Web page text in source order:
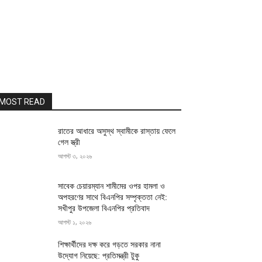
READ
রাতের আধারে অসুস্থ স্বামীকে রাস্তায় ফেলে
গেল স্ত্রী
আগস্ট ৩, ২০২৬
সাবেক চেয়ারম্যান শামীমের ওপর হামলা ও
অপহরণের সাথে বিএনপির সম্পৃক্ততা নেই:
সখীপুর উপজেলা বিএনপির প্রতিবাদ
আগস্ট ১, ২০২৬
শিক্ষার্থীদের দক্ষ করে গড়তে সরকার নানা
উদ্যোগ নিয়েছে: প্রতিমন্ত্রী টুকু